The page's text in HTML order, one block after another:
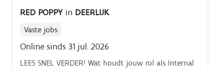
RED POPPY in DEERLIJK
Vaste jobs
Online sinds 31 jul. 2026
LEES SNEL VERDER! Wat houdt jouw rol als Internal